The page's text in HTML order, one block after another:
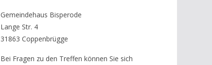
Gemeindehaus Bisperode
Lange Str. 4
31863 Coppenbrügge
Bei Fragen zu den Treffen können Sie sich